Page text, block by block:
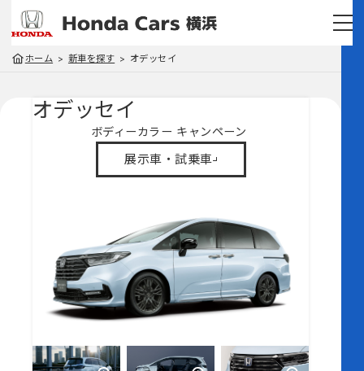
ホーム 新車を探す オデッセイ
オデッセイ
ボディーカラー キャンペーン
展示車・試乗車